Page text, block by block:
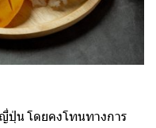
ปุ่น โดยคงโทนทางการ